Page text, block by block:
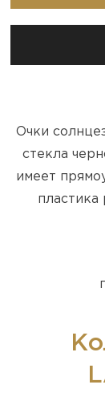
Очки
стекла
имеет
пластика